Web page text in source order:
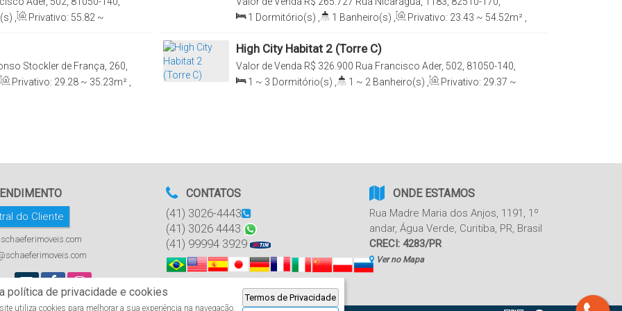
política de privacidade e cookies
utiliza cookies para melhorar a sua experiência na navegação.
Termos de Privacidade
Privativo: 55 .82 ~
Bacacheri, Curitiba, Paraná, Brasil
1 Dormitório(s) 1 Banheiro(s) Privativo: 23 .43 ~ 54.52m²
Stockler de França, 260,
Brasil
Privativo: 29 .28~ 35 .23m²
High City Habitat 2 (Torre C)
R$ 326.900
Valor de Venda
Rua Francisco Ader, 502, 81050-140,
Novo Mundo, Curitiba, Paraná, Brasil
1 ~ 3 Dormitório(s) 1 ~ 2 Banheiro(s) Privativo: 29 .37 ~
do Cliente
CONTATOS
(41) 3026-4443
(41) 3026 4443
(41) 99994 3929
ONDE ESTAMOS
Rua Madre Maria dos Anjos 1191
1º
andar, Água Verde Curitiba PR Brasil
CRECI: 4283/PR
Ver no Mapa